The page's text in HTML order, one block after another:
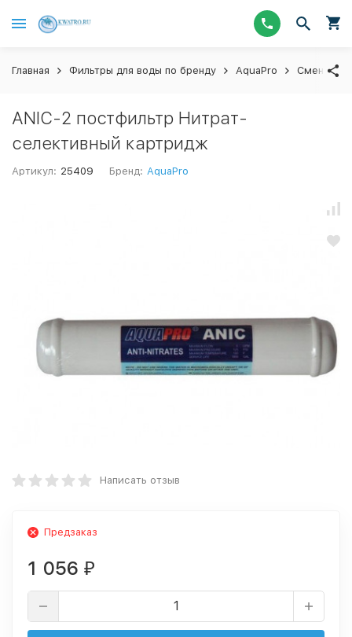
Главная Фильтры для воды по бренду AquaPro Сменные
ANIC-2 постфильтр Нитрат-
селективный картридж
Артикул: 25409 Бренд: AquaPro
Написать отзыв
Предзаказ
1 056 ₽